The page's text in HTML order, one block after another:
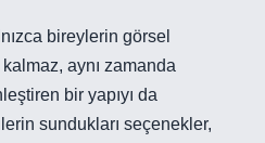
bireylerin görsel
kalmaz, aynı zamanda
bir yapıyı da
sundukları seçenekler,